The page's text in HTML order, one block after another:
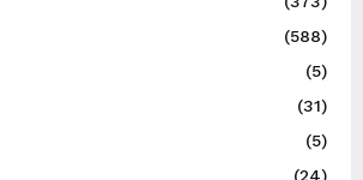
(588)
(5)
(31)
(5)
(24)